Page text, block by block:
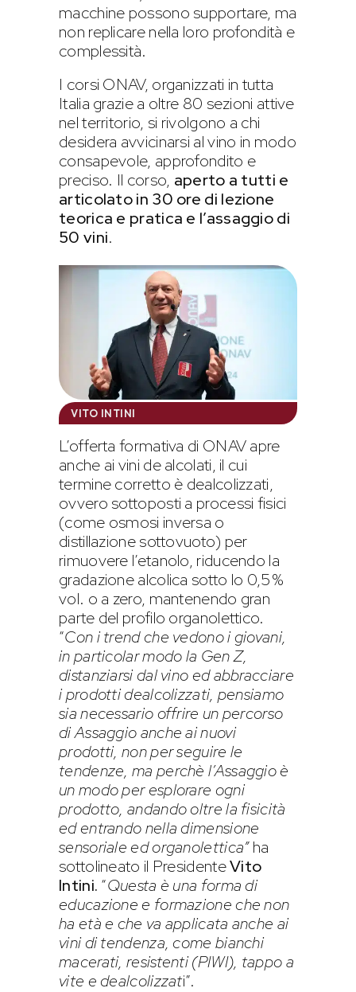
macchine possono supportare, ma
non replicare nella loro profondità e
complessità.
I corsi ONAV, organizzati in tutta
Italia grazie a oltre 80 sezioni attive
nel territorio, si rivolgono a chi
desidera avvicinarsi al vino in modo
consapevole, approfondito e
preciso. Il corso, aperto a tutti e
articolato in 30 ore di lezione
teorica e pratica e l’assaggio di
50 vini.
VITO INTINI
L’offerta formativa di ONAV apre
anche ai vini de alcolati, il cui
termine corretto è dealcolizzati,
ovvero sottoposti a processi fisici
(come osmosi inversa o
distillazione sottovuoto) per
rimuovere l’etanolo, riducendo la
gradazione alcolica sotto lo 0,5%
vol. o a zero, mantenendo gran
parte del profilo organolettico.
“Con i trend che vedono i giovani,
in particolar modo la Gen Z,
distanziarsi dal vino ed abbracciare
i prodotti dealcolizzati, pensiamo
sia necessario offrire un percorso
di Assaggio anche ai nuovi
prodotti, non per seguire le
tendenze, ma perchè l’Assaggio è
un modo per esplorare ogni
prodotto, andando oltre la fisicità
ed entrando nella dimensione
sensoriale ed organolettica”ha
sottolineato il PresidenteVito
Intini. “Questa è una forma di
educazione e formazione che non
ha età e che va applicata anche ai
vini di tendenza, come bianchi
macerati, resistenti (PIWI), tappo a
vite e dealcolizzati”.